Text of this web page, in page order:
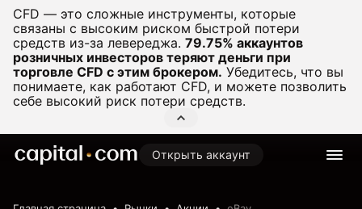
CFD — это сложные инструменты, которые
связаны с высоким риском быстрой потери
средств из-за левереджа. 79.75% аккаунтов
розничных инвесторов теряют деньги при
торговле CFD с этим брокером. Убедитесь, что вы
понимаете, как работают CFD, и можете позволить
себе высокий риск потери средств.
Открыть аккаунт